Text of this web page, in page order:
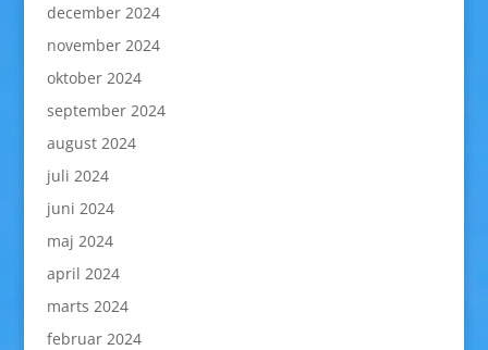
december 2024
november 2024
oktober 2024
september 2024
august 2024
juli 2024
juni 2024
maj 2024
april 2024
marts 2024
februar 2024